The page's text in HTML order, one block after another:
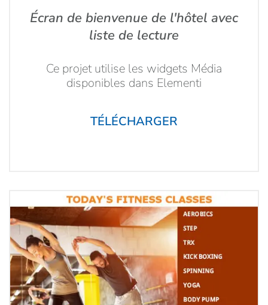
Écran de bienvenue de l'hôtel avec
liste de lecture
Ce projet utilise les widgets Média
disponibles dans Elementi
TÉLÉCHARGER